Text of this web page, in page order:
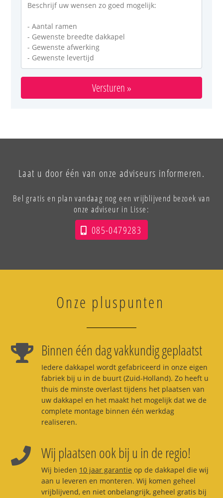
Versturen »
Laat u door één van onze adviseurs informeren.
Bel gratis en plan vandaag nog een vrijblijvend bezoek van
onze adviseur in Lisse:
085-0479283
Onze pluspunten
Binnen één dag vakkundig geplaatst
Iedere dakkapel wordt gefabriceerd in onze eigen
fabriek bij u in de buurt (Zuid-Holland). Zo heeft u
thuis de minste overlast tijdens het plaatsen van
uw dakkapel en het maakt het mogelijk dat we de
complete montage binnen één werkdag
realiseren.
Wij plaatsen ook bij u in de regio!
Wij bieden 10 jaar garantie op de dakkapel die wij
aan u leveren en monteren. Wij komen geheel
vrijblijvend, en niet onbelangrijk, geheel gratis bij